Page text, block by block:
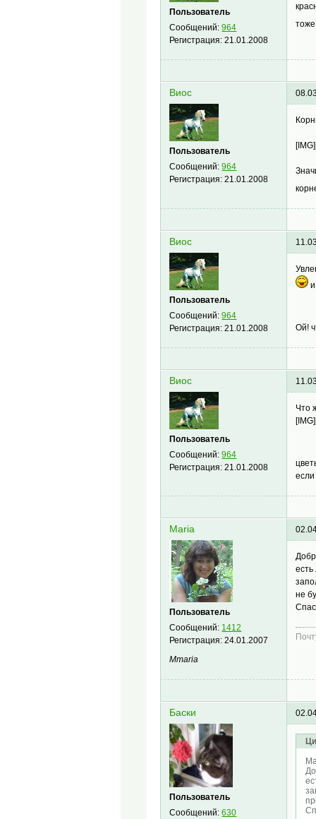
Пользователь
Сообщений:964
Регистрация:21.01.2008
Виос
Пользователь
Сообщений:964
Регистрация:21.01.2008
[IMG]
Виос
Пользователь
Сообщений:964
Регистрация:21.01.2008 Ой!
Виос
Пользователь
Сообщений:964
Регистрация:21.01.2008
Что
[IMG]
Maria
Пользователь
Сообщений: 1412
Регистрация:24.01.2007
Mmaria
не
Баски
Пользователь
Сообщений:630